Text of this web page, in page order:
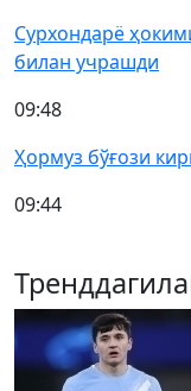
Сурхондарё
билан учрашди
09:48
Ҳормуз бўғози
09:44